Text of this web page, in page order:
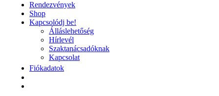
Rendezvények
Shop
Kapcsolódj be!
Álláslehetőség
Hírlevél
Szaktanácsadóknak
Kapcsolat
Fiókadatok